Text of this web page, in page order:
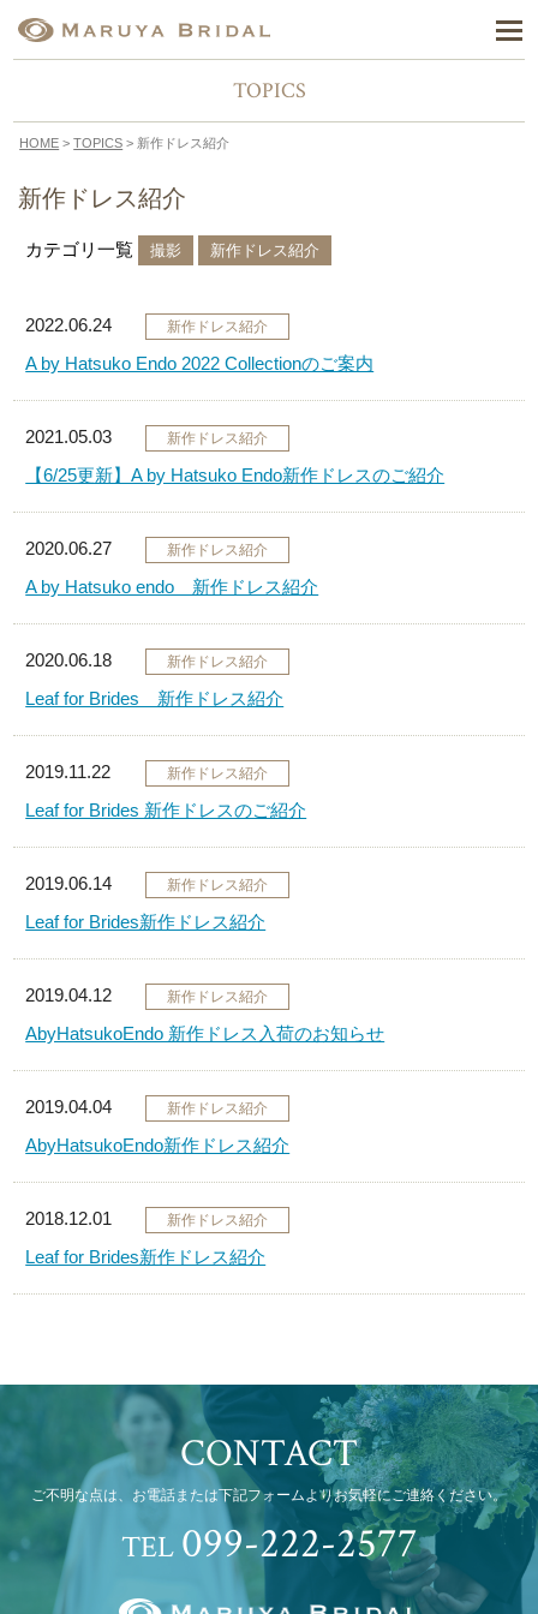
TOPICS
HOME >TOPICS > 新作ドレス紹介
新作ドレス紹介
カテゴリ一覧 撮影 新作ドレス紹介
2022.06.24 新作ドレス紹介
A by Hatsuko Endo 2022 Collectionのご案内
2021.05.03 新作ドレス紹介
【6/25更新】A by Hatsuko Endo新作ドレスのご紹介
2020.06.27 新作ドレス紹介
A by Hatsuko endo 新作ドレス紹介
2020.06.18 新作ドレス紹介
Leaf for Brides 新作ドレス紹介
2019.11.22 新作ドレス紹介
Leaf for Brides 新作ドレスのご紹介
2019.06.14 新作ドレス紹介
Leaf for Brides新作ドレス紹介
2019.04.12 新作ドレス紹介
AbyHatsukoEndo 新作ドレス入荷のお知らせ
2019.04.04 新作ドレス紹介
AbyHatsukoEndo新作ドレス紹介
2018.12.01 新作ドレス紹介
Leaf for Brides新作ドレス紹介
CONTACT
ご不明な点は、お電話または下記フォームよりお気軽にご連絡ください。
TEL 099-222-2577